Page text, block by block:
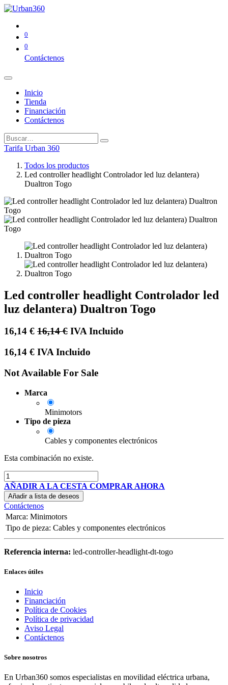
0
0
Contáctenos
Inicio
Tienda
Financiación
Contáctenos
Tarifa Urban 360
Todos los productos
Led controller headlight Controlador led luz delantera)
Dualtron Togo
Led controller headlight Controlador led
luz delantera) Dualtron Togo
16,14 € 16,14€ IVA Incluido
16,14 € IVA Incluido
Not Available For Sale
Marca
Minimotors
Tipo de pieza
Cables y componentes electrónicos
Esta combinación no existe.
AÑADIR A LA CESTA COMPRAR AHORA
Añadir a lista de deseos
Contáctenos
Marca: Minimotors
Tipo de pieza: Cables y componentes electrónicos
Referencia interna: led-controller-headlight-dt-togo
Enlaces útiles
Inicio
Financiación
Política de Cookies
Política de privacidad
Aviso Legal
Contáctenos
Sobre nosotros
En Urban360 somos especialistas en movilidad eléctrica urbana,